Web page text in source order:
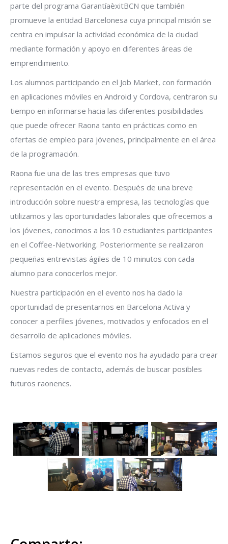
parte del programa GarantíaèxitBCN que también
promueve la entidad Barcelonesa cuya principal misión se
centra en impulsar la actividad económica de la ciudad
mediante formación y apoyo en diferentes áreas de
emprendimiento.
Los alumnos participando en el Job Market, con formación
en aplicaciones móviles en Android y Cordova, centraron su
tiempo en informarse hacia las diferentes posibilidades
que puede ofrecer Raona tanto en prácticas como en
ofertas de empleo para jóvenes, principalmente en el área
de la programación.
Raona fue una de las tres empresas que tuvo
representación en el evento. Después de una breve
introducción sobre nuestra empresa, las tecnologías que
utilizamos y las oportunidades laborales que ofrecemos a
los jóvenes, conocimos a los 10 estudiantes participantes
en el Coffee-Networking. Posteriormente se realizaron
pequeñas entrevistas ágiles de 10 minutos con cada
alumno para conocerlos mejor.
Nuestra participación en el evento nos ha dado la
oportunidad de presentarnos en Barcelona Activa y
conocer a perfiles jóvenes, motivados y enfocados en el
desarrollo de aplicaciones móviles.
Estamos seguros que el evento nos ha ayudado para crear
nuevas redes de contacto, además de buscar posibles
futuros raonencs.